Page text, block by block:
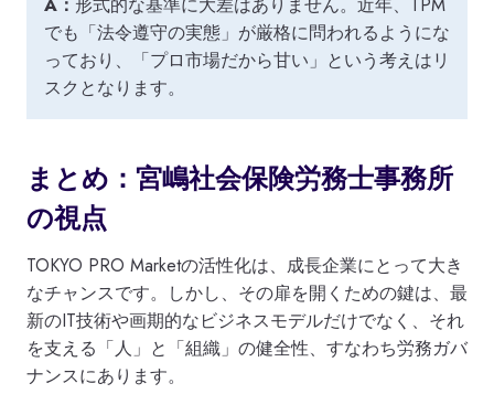
A： 形式的な基準に大差はありません。近年、TPM
でも「法令遵守の実態」が厳格に問われるようにな
っており、「プロ市場だから甘い」という考えはリ
スクとなります。
まとめ：宮嶋社会保険労務士事務所
の視点
TOKYO PRO Marketの活性化は、成長企業にとって大き
なチャンスです。しかし、その扉を開くための鍵は、最
新のIT技術や画期的なビジネスモデルだけでなく、それ
を支える「人」と「組織」の健全性、すなわち労務ガバ
ナンスにあります。